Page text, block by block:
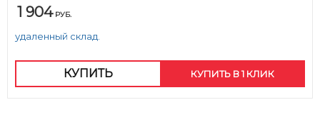
1 904 РУБ.
удаленный склад.
КУПИТЬ КУПИТЬ В 1 КЛИК